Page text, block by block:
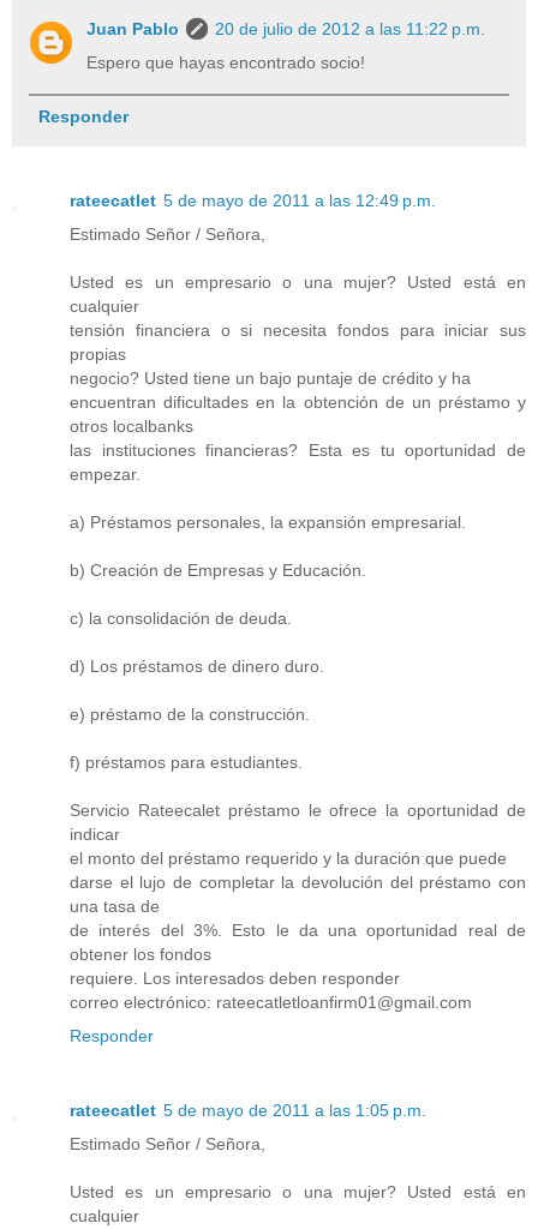
Juan Pablo
20 de julio de 2012 a las 11:22 p.m.
Espero que hayas encontrado socio!
Responder
rateecatlet 5 de mayo de 2011 a las 12:49 p.m.
Estimado Señor / Señora,
Usted es un empresario o una mujer? Usted está en
cualquier
tensión financiera o si necesita fondos para iniciar sus
propias
negocio? Usted tiene un bajo puntaje de crédito y ha
encuentran dificultades en la obtención de un préstamo y
otros localbanks
las instituciones financieras? Esta es tu oportunidad de
empezar.
a) Préstamos personales, la expansión empresarial.
b) Creación de Empresas y Educación.
c) la consolidación de deuda.
d) Los préstamos de dinero duro.
e) préstamo de la construcción.
f) préstamos para estudiantes.
Servicio Rateecalet préstamo le ofrece la oportunidad de
indicar
el monto del préstamo requerido y la duración que puede
darse el lujo de completar la devolución del préstamo con
una tasa de
de interés del 3%. Esto le da una oportunidad real de
obtener los fondos
requiere. Los interesados deben responder
correo electrónico: rateecatletloanfirm01@gmail.com
Responder
rateecatlet 5 de mayo de 2011 a las 1:05 p.m.
Estimado Señor / Señora,
Usted es un empresario o una mujer? Usted está en
cualquier